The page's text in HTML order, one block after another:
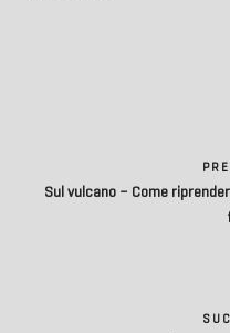
Sul vulcano – Come